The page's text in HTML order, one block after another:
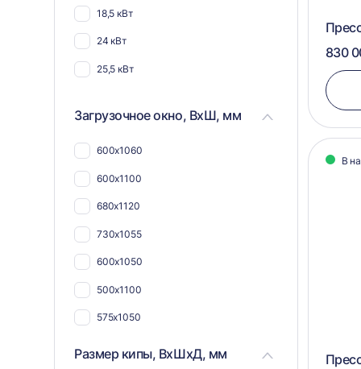
18,5 кВт
24 кВт
25,5 кВт
Загрузочное окно, ВхШ, мм
600х1060
600х1100
680х1120
730х1055
600х1050
500х1100
575х1050
Размер кипы, ВхШхД, мм
830
В